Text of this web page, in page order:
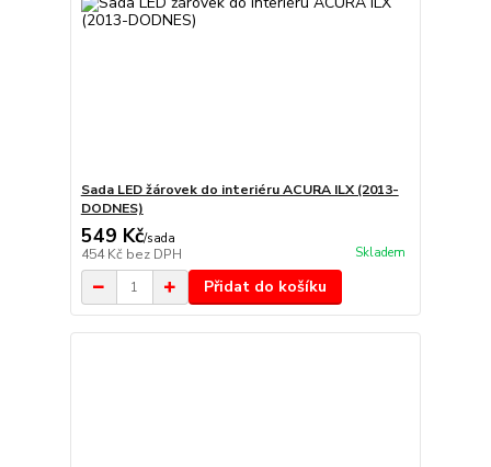
Sada LED žárovek do interiéru ACURA ILX (2013-
DODNES)
549 Kč/sada
454 Kč bez DPH Skladem
Přidat do košíku